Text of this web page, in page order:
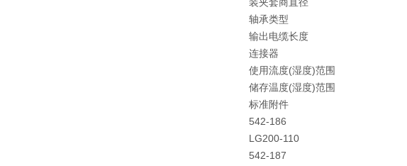
轴承类型
输出电缆长度
连接器
使用流度(湿度)范围
储存温度(湿度)范围
标准附件
542-186
LG200-110
542-187